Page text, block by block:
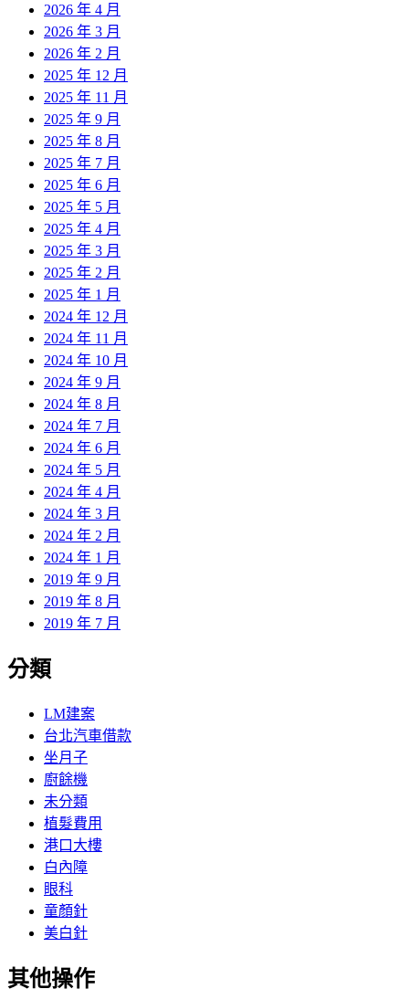
2026 年 4 月
2026 年 3 月
2026 年 2 月
2025 年 12 月
2025 年 11 月
2025 年 9 月
2025 年 8 月
2025 年 7 月
2025 年 6 月
2025 年 5 月
2025 年 4 月
2025 年 3 月
2025 年 2 月
2025 年 1 月
2024 年 12 月
2024 年 11 月
2024 年 10 月
2024 年 9 月
2024 年 8 月
2024 年 7 月
2024 年 6 月
2024 年 5 月
2024 年 4 月
2024 年 3 月
2024 年 2 月
2024 年 1 月
2019 年 9 月
2019 年 8 月
2019 年 7 月
分類
LM建案
台北汽車借款
坐月子
廚餘機
未分類
植髮費用
港口大樓
白內障
眼科
童顏針
美白針
其他操作